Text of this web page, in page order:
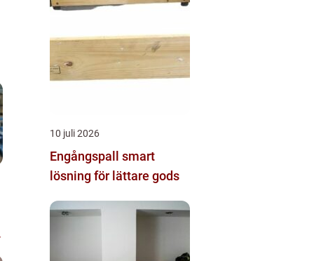
10 juli 2026
Engångspall smart
lösning för lättare gods